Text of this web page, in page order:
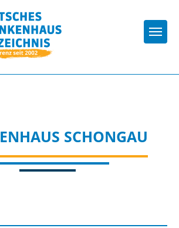
SCHONGAU